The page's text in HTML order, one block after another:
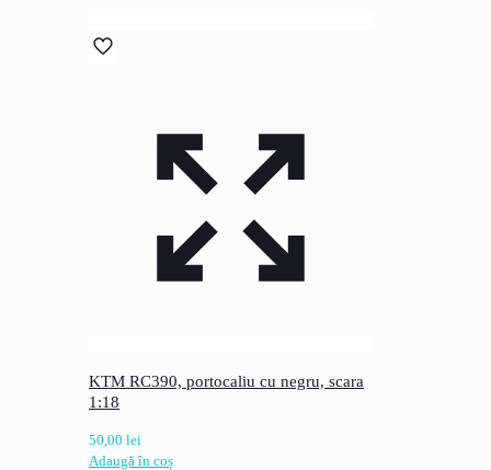
KTM RC390, portocaliu cu negru, scara
1:18
50,00 lei
Adaugă în coș